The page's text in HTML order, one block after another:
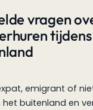
vragen
emigrant of
het buitenland en